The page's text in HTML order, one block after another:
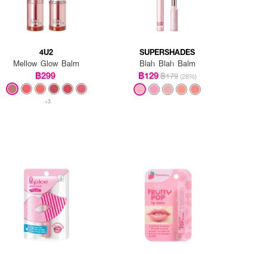
4U2
Mellow Glow Balm
฿299
+3
SUPERSHADES
Blah Blah Balm
฿129฿179 (28%)